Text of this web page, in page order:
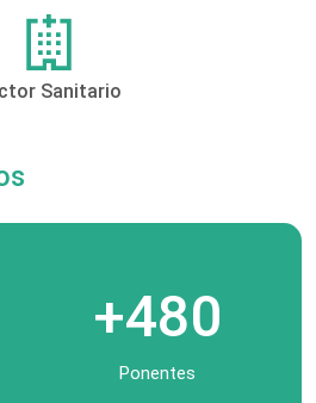
Sanitario
+480
Ponentes